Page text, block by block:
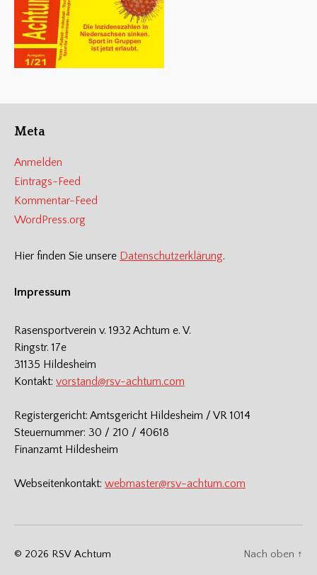
Meta
Anmelden
Eintrags-Feed
Kommentar-Feed
WordPress.org
Hier finden Sie unsere Datenschutzerklärung.
Impressum
Rasensportverein v. 1932 Achtum e. V.
Ringstr. 17e
31135 Hildesheim
Kontakt: vorstand@rsv-achtum.com
Registergericht: Amtsgericht Hildesheim / VR 1014
Steuernummer: 30 / 210 / 40618
Finanzamt Hildesheim
Webseitenkontakt: webmaster@rsv-achtum.com
© 2026 RSV Achtum Nach oben ↑